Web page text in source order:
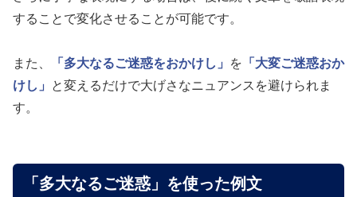
することで変化させることが可能です。
また、 「多大なるご迷惑をおかけし」 を 「大変ご迷惑おか
けし」
と変えるだけで大げさなニュアンスを避けられま
す。
「多大なるご迷惑」を使った例文